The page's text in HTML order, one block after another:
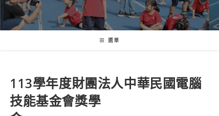
選單
113學年度財團法人中華民國電腦
技能基金會獎學